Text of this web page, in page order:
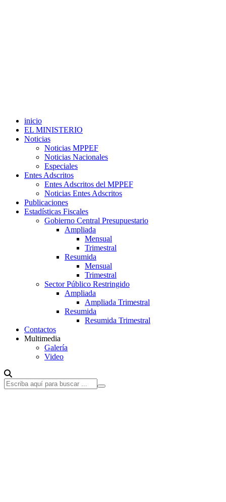
inicio
EL MINISTERIO
Noticias
Noticias MPPEF
Noticias Nacionales
Especiales
Entes Adscritos
Entes Adscritos del MPPEF
Noticias Entes Adscritos
Publicaciones
Estadísticas Fiscales
Gobierno Central Presupuestario
Ampliada
Mensual
Trimestral
Resumida
Mensual
Trimestral
Sector Público Restringido
Ampliada
Ampliada Trimestral
Resumida
Resumida Trimestral
Contactos
Multimedia
Galería
Video